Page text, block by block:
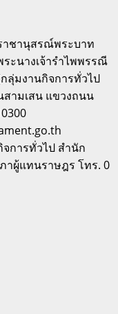
าชานุสรณ์พระบาท
ระนางเจ้ารำไพพรรณี
ลุ่มงานกิจการทั่วไป
สามเสน แขวงถนน
การทั่วไป สำนัก
าผู้แทนราษฎร โทร. 0